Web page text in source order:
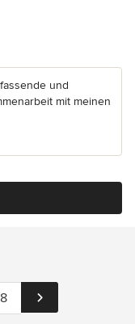
und
mit meinen
8